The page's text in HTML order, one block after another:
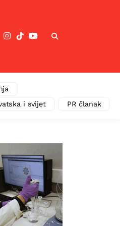
i svijet PR članak